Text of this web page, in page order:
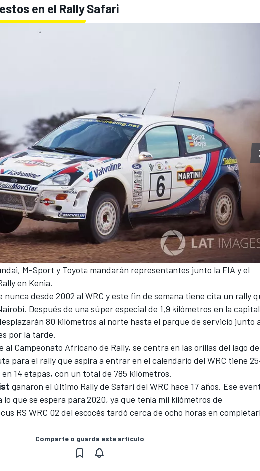
en el Rally Safari
, M-Sport y Toyota mandarán representantes junto la FIA y el
en Kenia.
nunca desde 2002 al WRC y este fin de semana tiene cita un rally
Después de una súper especial de 1,9 kilómetros en la capital
80 kilómetros al norte hasta el parque de servicio junto
por la tarde.
Campeonato Africano de Rally, se centra en las orillas del lago del
para el rally que aspira a entrar en el calendario del WRC tiene
14 etapas, con un total de 785 kilómetros.
ganaron el último Rally de Safari del WRC hace 17 años. Ese
que se espera para 2020, ya que tenía mil kilómetros de
RS WRC 02 del escocés tardó cerca de ocho horas en
Comparte o guarda este artículo